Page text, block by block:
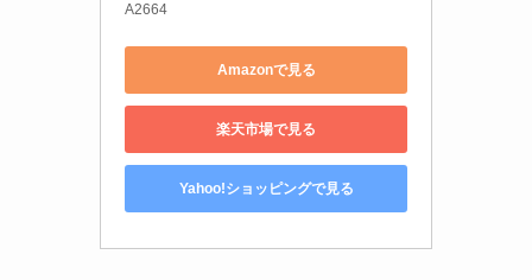
A2664
Amazonで見る
楽天市場で見る
Yahoo!ショッピングで見る